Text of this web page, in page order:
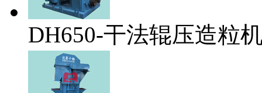
DH650-干法辊压造粒